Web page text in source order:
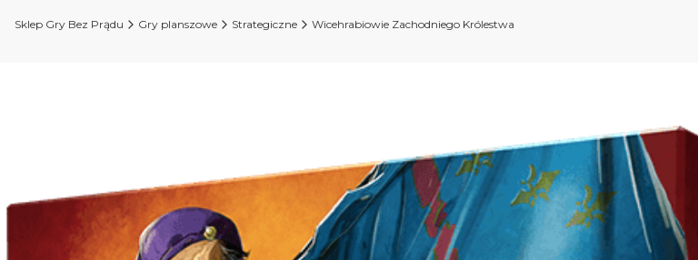
Sklep Gry Bez Prądu Gry planszowe Strategiczne Wicehrabiowie Zachodniego Królestwa